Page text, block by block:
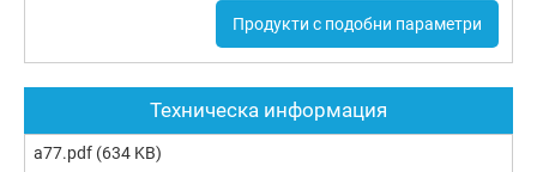
Продукти с подобни параметри
Техническа информация
a77.pdf (634 KB)